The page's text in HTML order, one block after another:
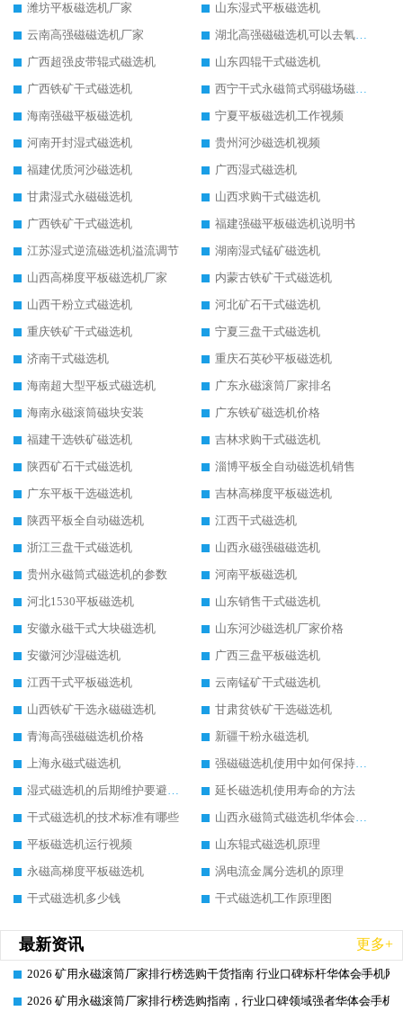
潍坊平板磁选机厂家
山东湿式平板磁选机
云南高强磁磁选机厂家
湖北高强磁磁选机可以去氧化铝
广西超强皮带辊式磁选机
山东四辊干式磁选机
广西铁矿干式磁选机
西宁干式永磁筒式弱磁场磁选机结构图
海南强磁平板磁选机
宁夏平板磁选机工作视频
河南开封湿式磁选机
贵州河沙磁选机视频
福建优质河沙磁选机
广西湿式磁选机
甘肃湿式永磁磁选机
山西求购干式磁选机
广西铁矿干式磁选机
福建强磁平板磁选机说明书
江苏湿式逆流磁选机溢流调节
湖南湿式锰矿磁选机
山西高梯度平板磁选机厂家
内蒙古铁矿干式磁选机
山西干粉立式磁选机
河北矿石干式磁选机
重庆铁矿干式磁选机
宁夏三盘干式磁选机
济南干式磁选机
重庆石英砂平板磁选机
海南超大型平板式磁选机
广东永磁滚筒厂家排名
海南永磁滚筒磁块安装
广东铁矿磁选机价格
福建干选铁矿磁选机
吉林求购干式磁选机
陕西矿石干式磁选机
淄博平板全自动磁选机销售
广东平板干选磁选机
吉林高梯度平板磁选机
陕西平板全自动磁选机
江西干式磁选机
浙江三盘干式磁选机
山西永磁强磁磁选机
贵州永磁筒式磁选机的参数
河南平板磁选机
河北1530平板磁选机
山东销售干式磁选机
安徽永磁干式大块磁选机
山东河沙磁选机厂家价格
安徽河沙湿磁选机
广西三盘平板磁选机
江西干式平板磁选机
云南锰矿干式磁选机
山西铁矿干选永磁磁选机
甘肃贫铁矿干选磁选机
青海高强磁磁选机价格
新疆干粉永磁选机
上海永磁式磁选机
强磁磁选机使用中如何保持其顺畅运行
湿式磁选机的后期维护要避开哪些坑
延长磁选机使用寿命的方法
干式磁选机的技术标准有哪些
山西永磁筒式磁选机华体会手机网页版-华体会(中国)
平板磁选机运行视频
山东辊式磁选机原理
永磁高梯度平板磁选机
涡电流金属分选机的原理
干式磁选机多少钱
干式磁选机工作原理图
最新资讯 更多+
2026-06-26
2026 矿用永磁滚筒厂家排行榜选购干货指南 行业口碑标杆华体会手机网
2026-06-26
2026 矿用永磁滚筒厂家排行榜选购指南，行业口碑领域强者华体会手机